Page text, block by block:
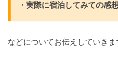
・実際に宿泊してみての感想
などについてお伝えしていき